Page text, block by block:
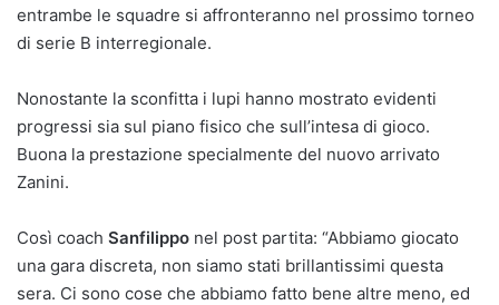
entrambe le squadre si affronteranno nel prossimo torneo
di serie B interregionale.
Nonostante la sconfitta i lupi hanno mostrato evidenti
progressi sia sul piano fisico che sull’intesa di gioco.
Buona la prestazione specialmente del nuovo arrivato
Zanini.
Così coach Sanfilippo nel post partita: “Abbiamo giocato
una gara discreta, non siamo stati brillantissimi questa
sera. Ci sono cose che abbiamo fatto bene altre meno, ed